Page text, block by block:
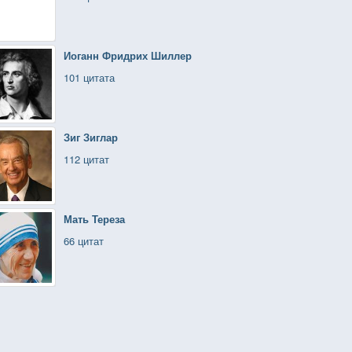
Иоганн Фридрих Шиллер
101 цитата
Зиг Зиглар
112 цитат
Мать Тереза
66 цитат